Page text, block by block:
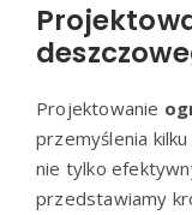
Projektowanie
przemyślenia
nie tylko
przedstawiamy